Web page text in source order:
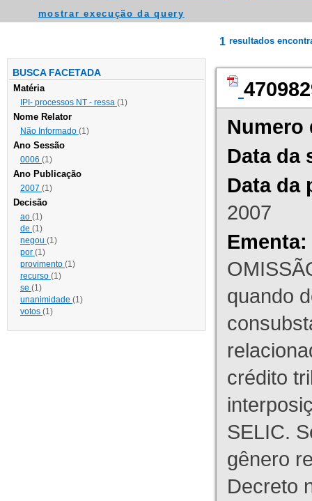
mostrar execução da query
BUSCA FACETADA
Matéria
IPI- processos NT - ressa (1)
Nome Relator
Não Informado (1)
Ano Sessão
0006 (1)
Ano Publicação
2007 (1)
Decisão
ao (1)
de (1)
negou (1)
por (1)
provimento (1)
recurso (1)
se (1)
unanimidade (1)
votos (1)
1 resultados
Numero
Data da
Data da
2007
Ementa:
quando
crédito
SELIC.
gênero
Decreto